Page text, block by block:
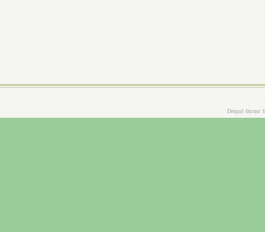
Drupal theme